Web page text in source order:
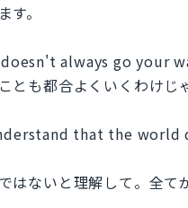
。
always go your
とも都合よくいくわけじ
that the
はないと理解して。全